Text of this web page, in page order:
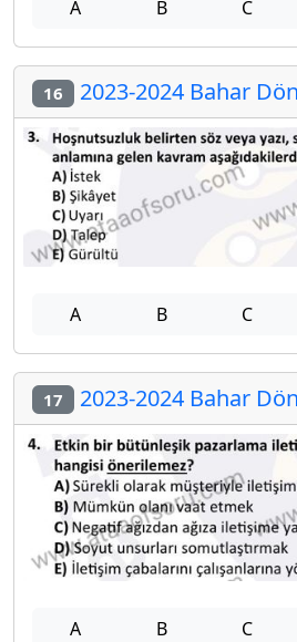
A B C
16 2023-2024 Bahar
A B C
17 2023-2024 Bahar
A B C